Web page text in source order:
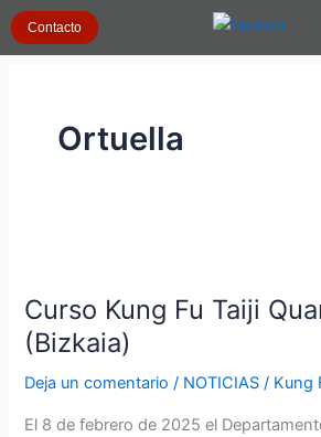
Contacto
Ortuella
Curso Kung Fu Taiji
(Bizkaia)
Deja un comentario / NOTICIAS / Kung
El 8 de febrero de 2025 el
Fu
Taiji
Quan
Ortuella
(Bizkaia)